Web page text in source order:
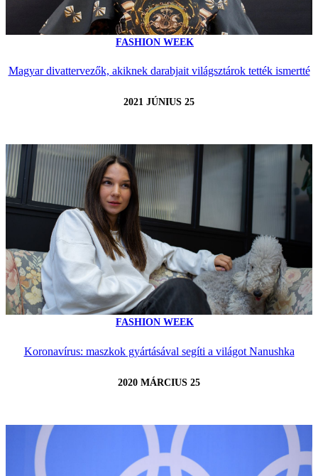
FASHION WEEK
Magyar divattervezők, akiknek darabjait világsztárok tették ismertté
2021 JÚNIUS 25
FASHION WEEK
Koronavírus: maszkok gyártásával segíti a világot Nanushka
2020 MÁRCIUS 25